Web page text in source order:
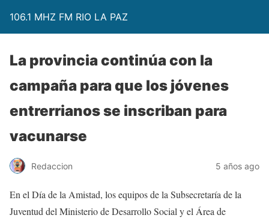
106.1 MHZ FM RIO LA PAZ
La provincia continúa con la
campaña para que los jóvenes
entrerrianos se inscriban para
vacunarse
Redaccion 5 años ago
En el Día de la Amistad, los equipos de la Subsecretaría de la
Juventud del Ministerio de Desarrollo Social y el Área de